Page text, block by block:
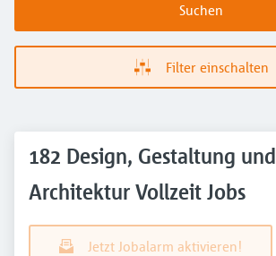
Suchen
Filter einschalten
182 Design, Gestaltung und
Architektur Vollzeit Jobs
Jetzt Jobalarm aktivieren!